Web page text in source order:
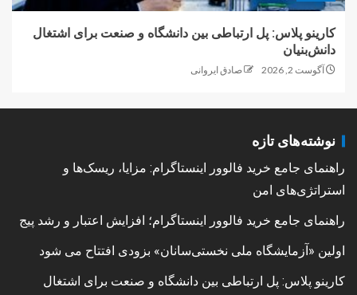
کارینو پلاس: پل ارتباطی بین دانشگاه و صنعت برای اشتغال
دانش‌بنیان
آگوست 2, 2026 صادق ایروانی
نوشته‌های تازه
راهنمای جامع خرید فالوور اینستاگرام: مزایا، ریسک‌ها و
استراتژی‌های امن
راهنمای جامع خرید فالوور اینستاگرام؛ افزایش اعتبار و رشد پیج
اولین «آزمایشگاه ملی نخستی‌سانان» بزودی افتتاح می شود
کارینو پلاس: پل ارتباطی بین دانشگاه و صنعت برای اشتغال